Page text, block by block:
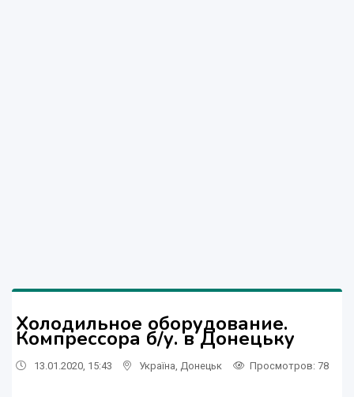
Холодильное оборудование.
Компрессора б/у. в Донецьку
13.01.2020, 15:43 Україна Донецьк Просмотров: 78